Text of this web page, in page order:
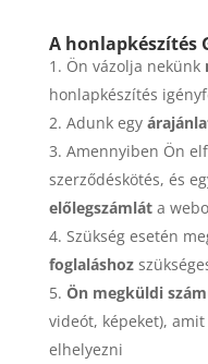
A honlapkészítés
Ön vázolja nekünk
honlapkészítés
Adunk egy
Amennyiben Ön
szerződéskötés, és
előlegszámláta
Szükség esetén
foglaláshoz
Ön megküldi
videót, képeket),
elhelyezni